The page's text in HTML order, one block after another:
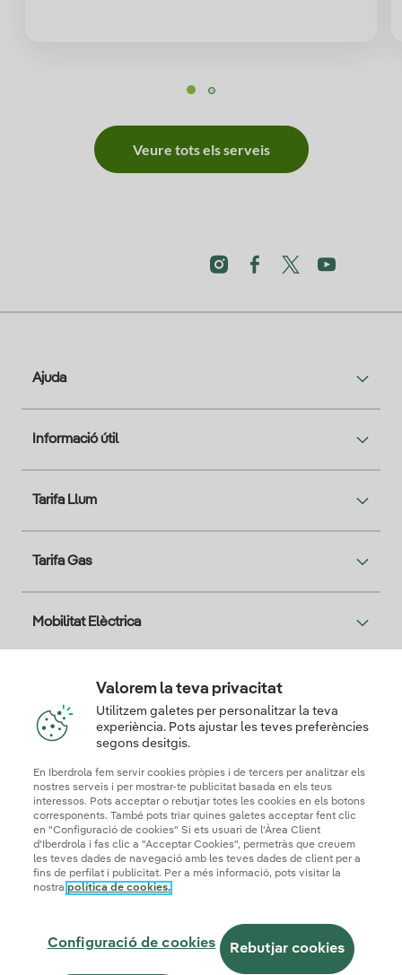
Veure tots els serveis
Ajuda
Informació útil
Tarifa Llum
Tarifa Gas
Mobilitat Elèctrica
T'interessa
Descarga la App Iberdrola Clientes
Configuració de cookies
Seguridad de la informaciónAccessibilitat
Canal de denúncies
Valorem la teva privacitat
Utilitzem galetes per personalitzar la teva
experiència. Pots ajustar les teves preferències
segons desitgis.
En Iberdrola fem servir cookies pròpies i de tercers per analitzar els
nostres serveis i per mostrar-te publicitat basada en els teus
interessos. Pots acceptar o rebutjar totes les cookies en els botons
corresponents. També pots triar quines galetes acceptar fent clic
en "Configuració de cookies" Si ets usuari de l'Àrea Client
d'Iberdrola i fas clic a "Acceptar Cookies", permetràs que creuem
les teves dades de navegació amb les teves dades de client per a
fins de perfilat i publicitat. Per a més informació, pots visitar la
nostra política de cookies.
Configuració de cookies Rebutjar cookies